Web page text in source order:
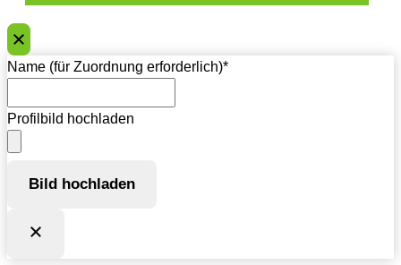
Name (für Zuordnung erforderlich)*
Profilbild hochladen
Bild hochladen